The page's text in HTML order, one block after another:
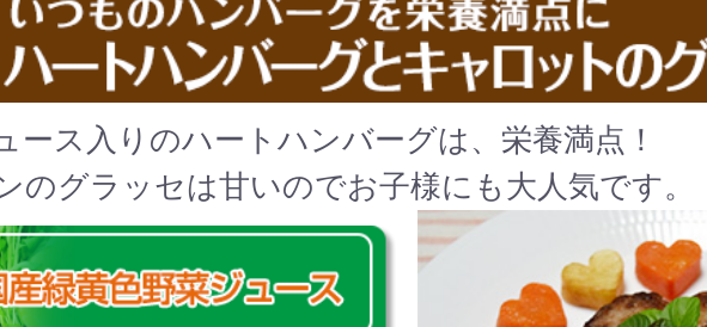
ース入りのハートハンバーグは、栄養満点！
のグラッセは甘いのでお子様にも大人気です。